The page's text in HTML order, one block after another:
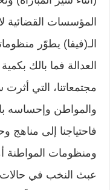
المؤسسات القضائية
الـ(فيفا) يطوّر
العدالة فما بالك
مجتمعاتنا، التي
والمواطن وإحساسه
فاحتياجنا إلى مناهج
ومنظومات المواطنة
عبث النخب في حالات